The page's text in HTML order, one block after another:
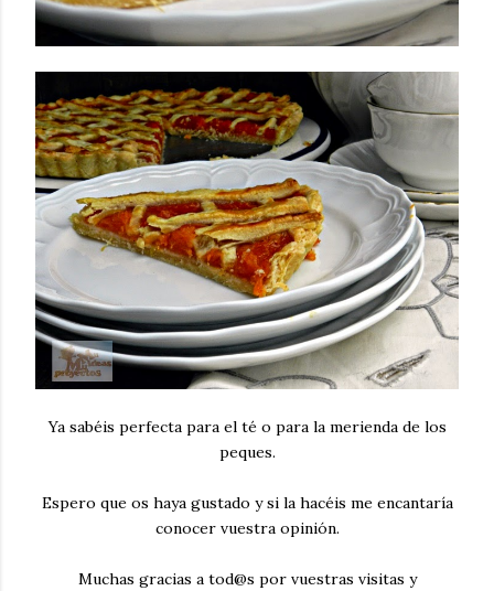
Ya sabéis perfecta para el té o para la merienda de los
peques.
Espero que os haya gustado y si la hacéis me encantaría
conocer vuestra opinión.
Muchas gracias a tod@s por vuestras visitas y